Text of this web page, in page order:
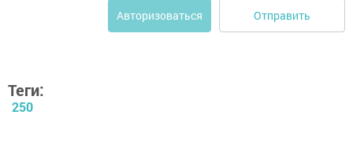
Авторизоваться Отправить
Теги:
250